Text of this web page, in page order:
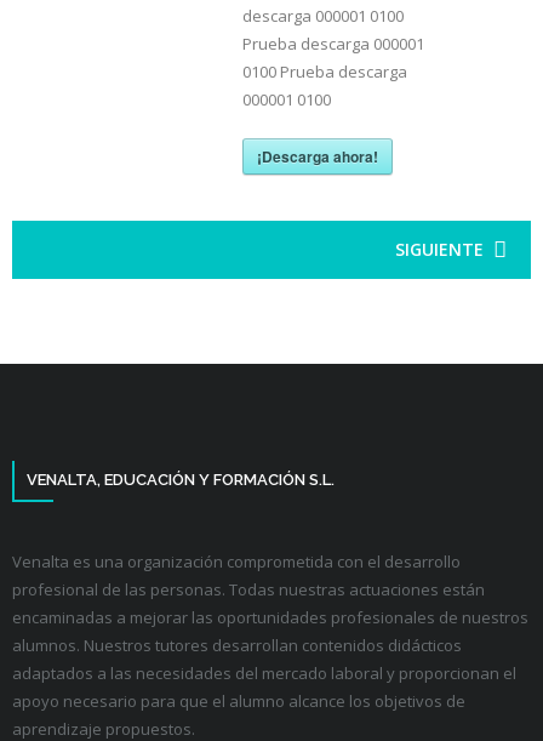
descarga 000001 0100
Prueba descarga 000001
0100 Prueba descarga
000001 0100
¡Descarga ahora!
SIGUIENTE
VENALTA, EDUCACIÓN Y FORMACIÓN S.L.
Venalta es una organización comprometida con el desarrollo
profesional de las personas. Todas nuestras actuaciones están
encaminadas a mejorar las oportunidades profesionales de nuestros
alumnos. Nuestros tutores desarrollan contenidos didácticos
adaptados a las necesidades del mercado laboral y proporcionan el
apoyo necesario para que el alumno alcance los objetivos de
aprendizaje propuestos.